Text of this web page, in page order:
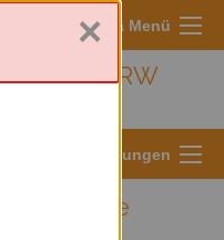
Sympa Menü
NRW
Listeneinstellungen
×